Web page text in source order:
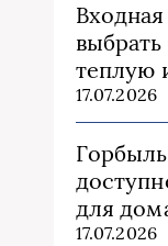
теплую
17.07.2026
для
17.07.2026